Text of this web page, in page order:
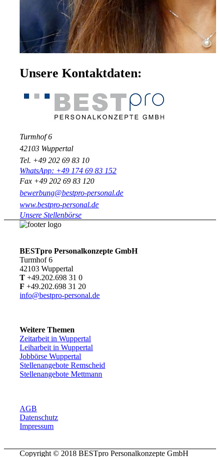
Unsere Kontaktdaten:
Turmhof 6
42103 Wuppertal
Tel. +49 202 69 83 10
WhatsApp: +49 174 69 83 152
Fax +49 202 69 83 120
bewerbung@bestpro-personal.de
www.bestpro-personal.de
Unsere Stellenbörse
BESTpro Personalkonzepte GmbH
Turmhof 6
42103 Wuppertal
T +49.202.698 31 0
F +49.202.698 31 20
info@bestpro-personal.de
Weitere Themen
Zeitarbeit in Wuppertal
Leiharbeit in Wuppertal
Jobbörse Wuppertal
Stellenangebote Remscheid
Stellenangebote Mettmann
AGB
Datenschutz
Impressum
Copyright © 2018 BESTpro Personalkonzepte GmbH